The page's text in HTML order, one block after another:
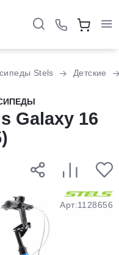
Stels Детские
Galaxy 16
Арт:1128656